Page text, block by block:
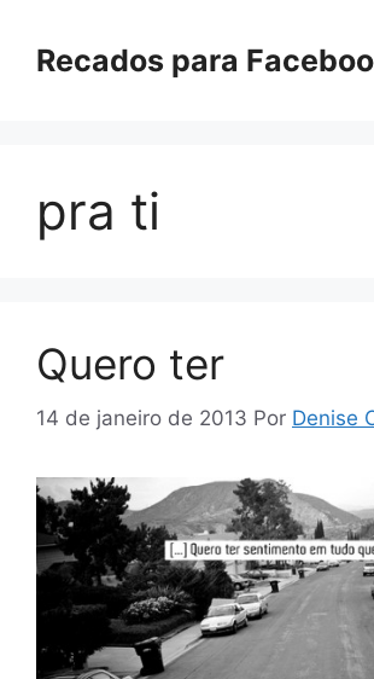
paraRecados para
pra ti
Quero ter
14 de janeiro de 2013 Por Denise